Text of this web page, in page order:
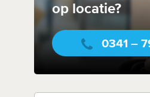
op locatie?
0341 –